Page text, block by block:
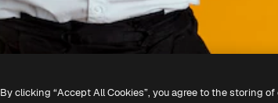
By clicking “Accept All Cookies”, you agree to the storing